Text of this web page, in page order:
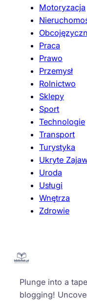
Motoryzacja
Praca
Prawo
Przemysł
Rolnictwo
Sklepy
Sport
Technologie
Transport
Turystyka
Ukryte
Uroda
Usługi
Wnętrza
Zdrowie
Plunge into a
blogging!